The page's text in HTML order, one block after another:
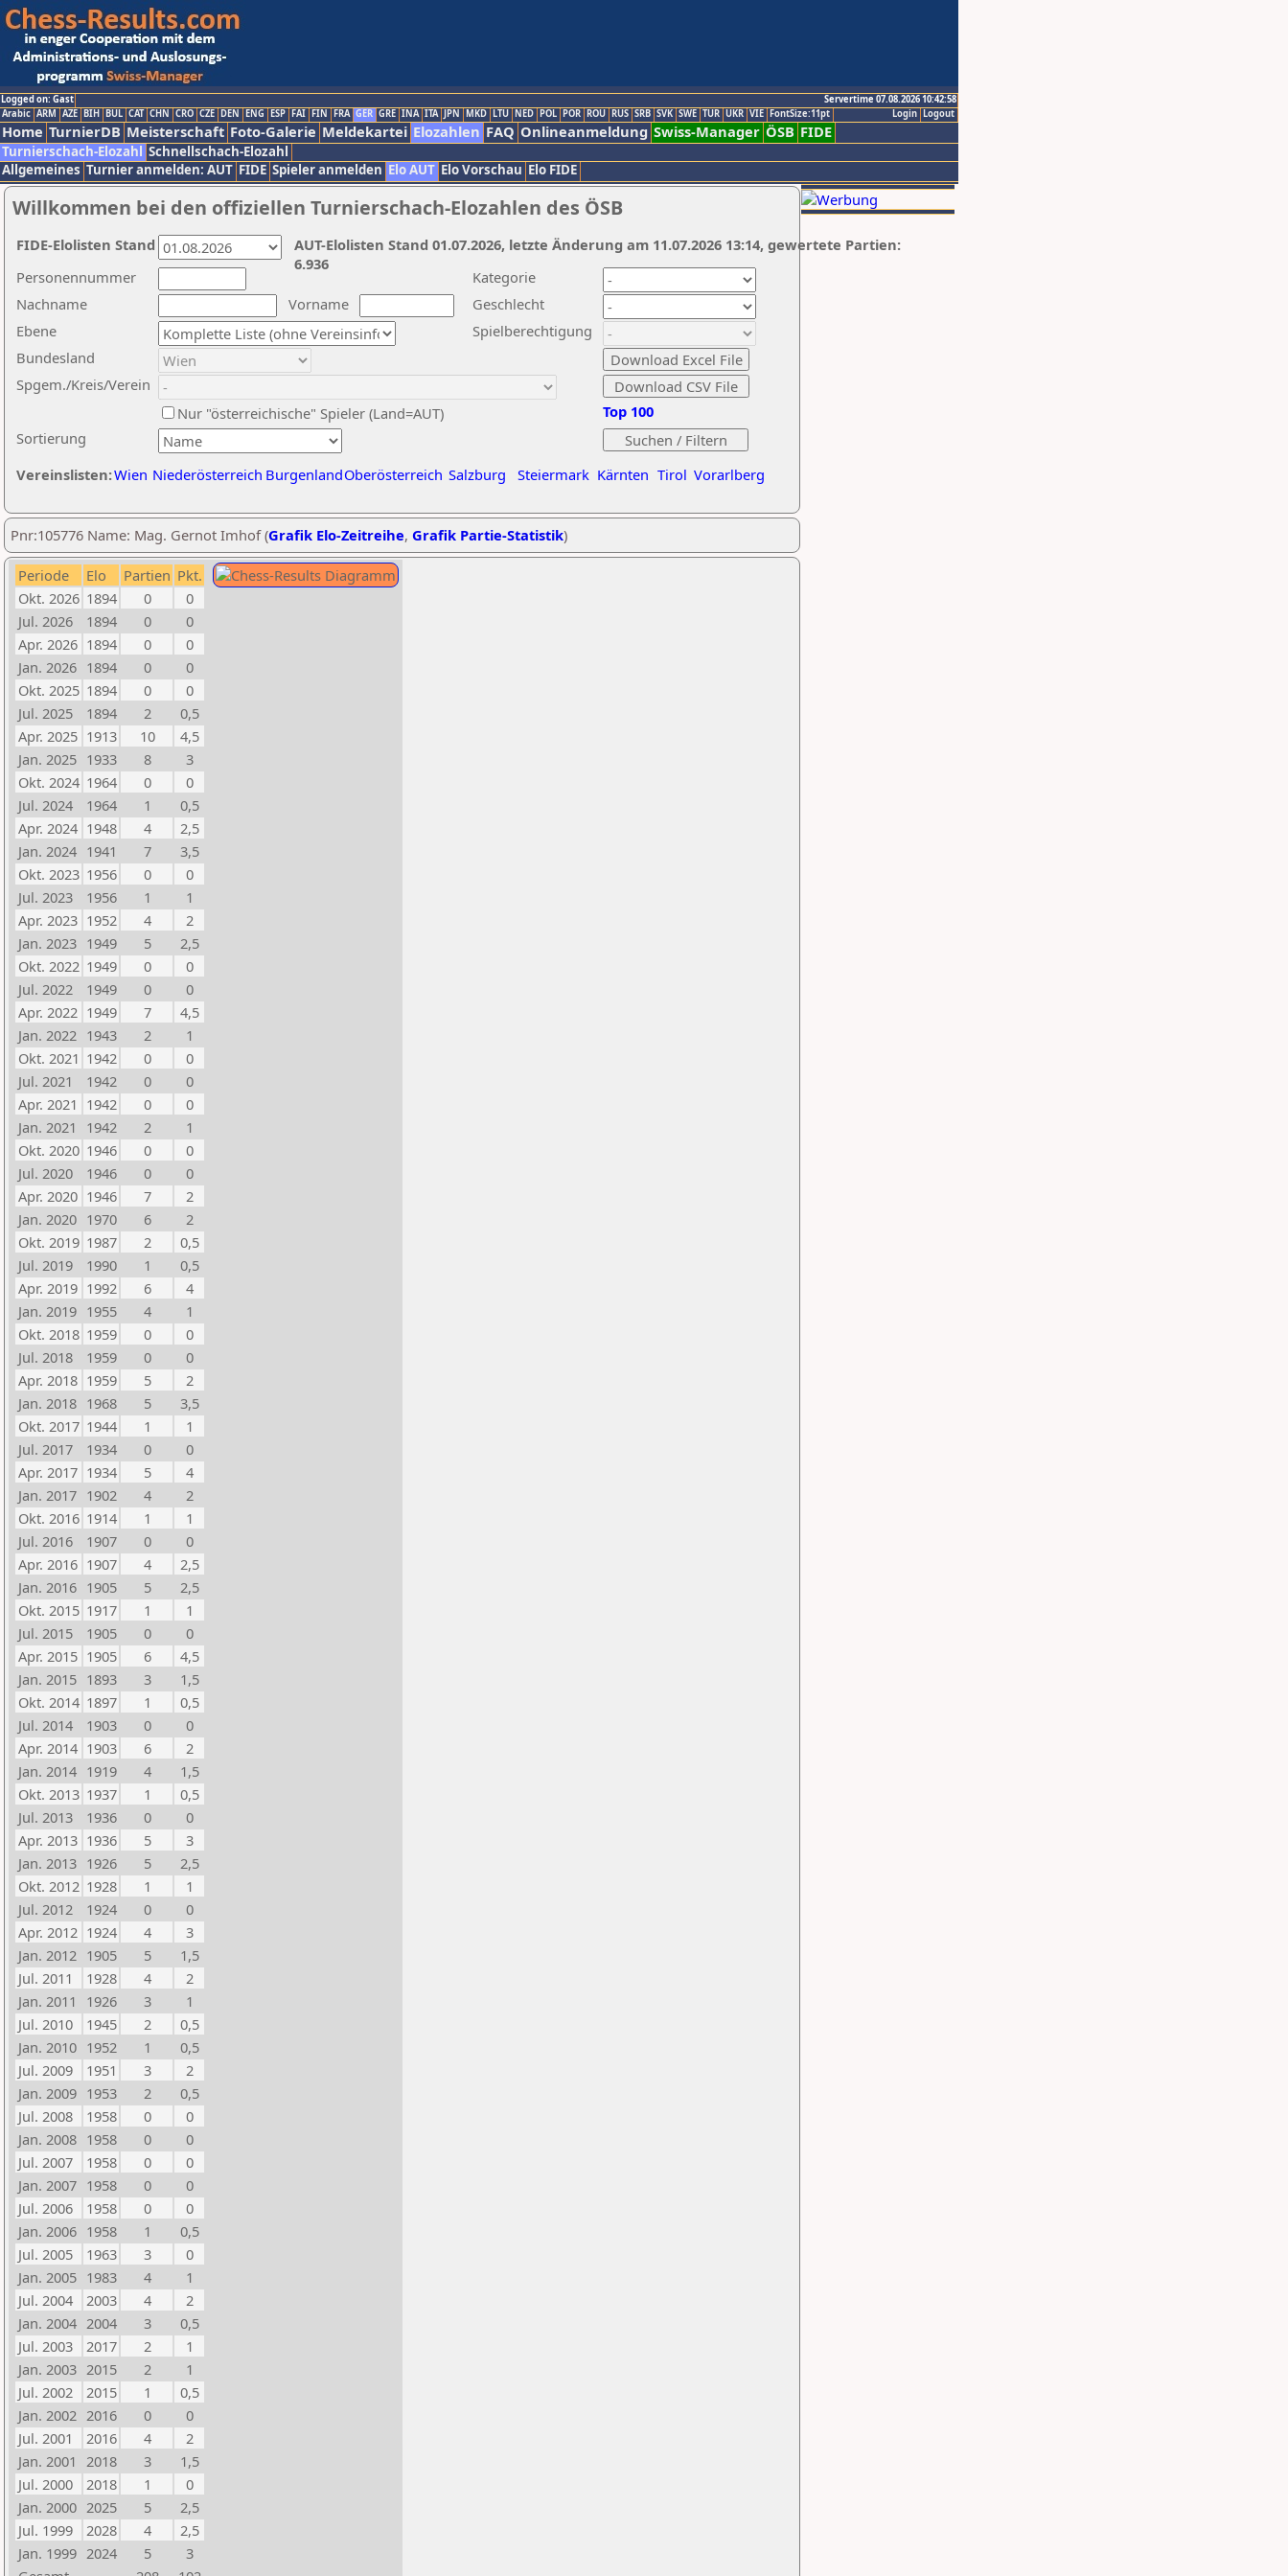
Logged on: Gast
Servertime 07.08.2026 10:42:58
Logout
Login
Arabic ARM AZE BIH BUL CAT CHN CRO CZE DEN ENG ESP FAI FIN FRA GER GRE INA ITA JPN MKD LTU NED POL POR ROU RUS SRB SVK SWE TUR UKR VIE FontSize:11pt
Home TurnierDB Meisterschaft Foto-Galerie Meldekartei Elozahlen FAQ Onlineanmeldung Swiss-Manager ÖSB FIDE
Turnierschach-Elozahl Schnellschach-Elozahl
Allgemeines Turnier anmelden: AUT FIDE Spieler anmelden Elo AUT Elo Vorschau Elo FIDE
Willkommen bei den offiziellen Turnierschach-Elozahlen des ÖSB
Nachname
Vorname
Ebene
Kategorie
Sortierung
Personennummer
Bundesland
Spgem./Kreis/Verein
Geschlecht
Nur "österreichische" Spieler (Land=AUT)
Spielberechtigung
Vereinslisten:Wien Niederösterreich BurgenlandOberösterreich Salzburg Steiermark Kärnten Tirol Vorarlberg
Top 100
AUT-Elolisten Stand 01.07.2026, letzte Änderung am 11.07.2026 13:14, gewertete Partien:
6.936
FIDE-Elolisten Stand
Pnr:105776 Name: Mag. Gernot Imhof (Grafik Elo-Zeitreihe, Grafik Partie-Statistik)
Periode Elo Partien Pkt.
Okt. 2026 1894 0
0
Jul. 2026
1894 0
0
Apr. 2026 1894 0
0
Jan. 2026 1894 0
0
Okt. 2025 1894 0
0
Jul. 2025
1894 2
0,5
Apr. 2025 1913 10
4,5
Jan. 2025 1933 8
3
Okt. 2024 1964 0
0
Jul. 2024
1964 1
0,5
Apr. 2024 1948 4
2,5
Jan. 2024 1941 7
3,5
Okt. 2023 1956 0
0
Jul. 2023
1956 1
1
Apr. 2023 1952 4
2
Jan. 2023 1949 5
2,5
Okt. 2022 1949 0
0
Jul. 2022
1949 0
0
Apr. 2022 1949 7
4,5
Jan. 2022 1943 2
1
Okt. 2021 1942 0
0
Jul. 2021
1942 0
0
Apr. 2021 1942 0
0
Jan. 2021
1942 2
1
Okt. 2020 1946 0
0
Jul. 2020
1946 0
0
Apr. 2020 1946 7
2
Jan. 2020 1970 6
2
Okt. 2019 1987 2
0,5
Jul. 2019
1990 1
0,5
Apr. 2019 1992 6
4
Jan. 2019 1955 4
1
Okt. 2018 1959 0
0
Jul. 2018
1959 0
0
Apr. 2018 1959 5
2
Jan. 2018 1968 5
3,5
Okt. 2017 1944 1
1
Jul. 2017
1934 0
0
Apr. 2017 1934 5
4
Jan. 2017 1902 4
2
Okt. 2016 1914 1
1
Jul. 2016
1907 0
0
Apr. 2016 1907 4
2,5
Jan. 2016 1905 5
2,5
Okt. 2015 1917 1
1
Jul. 2015
1905 0
0
Apr. 2015 1905 6
4,5
Jan. 2015 1893 3
1,5
Okt. 2014 1897 1
0,5
Jul. 2014
1903 0
0
Apr. 2014 1903 6
2
Jan. 2014 1919 4
1,5
Okt. 2013 1937 1
0,5
Jul. 2013
1936 0
0
Apr. 2013 1936 5
3
Jan. 2013 1926 5
2,5
Okt. 2012 1928 1
1
Jul. 2012
1924 0
0
Apr. 2012 1924 4
3
Jan. 2012 1905 5
1,5
Jul. 2011
1928 4
2
Jan. 2011
1926 3
1
Jul. 2010
1945 2
0,5
Jan. 2010 1952 1
0,5
Jul. 2009
1951 3
2
Jan. 2009 1953 2
0,5
Jul. 2008
1958 0
0
Jan. 2008 1958 0
0
Jul. 2007
1958 0
0
Jan. 2007 1958 0
0
Jul. 2006
1958 0
0
Jan. 2006 1958 1
0,5
Jul. 2005
1963 3
0
Jan. 2005 1983 4
1
Jul. 2004
2003 4
2
Jan. 2004 2004 3
0,5
Jul. 2003
2017 2
1
Jan. 2003 2015 2
1
Jul. 2002
2015 1
0,5
Jan. 2002 2016 0
0
Jul. 2001
2016 4
2
Jan. 2001 2018 3
1,5
Jul. 2000
2018 1
0
Jan. 2000 2025 5
2,5
Jul. 1999
2028 4
2,5
Jan. 1999 2024 5
3